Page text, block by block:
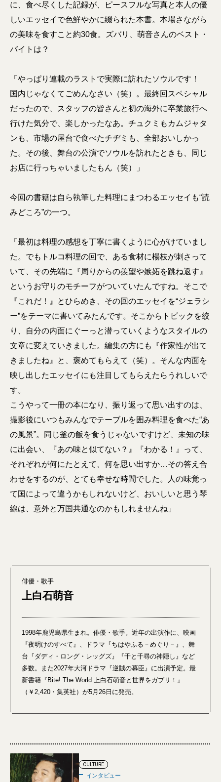
に、食べ尽くした記録が、ピースフルな写真と本人の優
しいエッセイで色鮮やかに綴られた本書。本場さながら
の美味を食すこと約30食。ズバリ、萌音さんのベスト・
バイトは？
「やっぱり連載のラストで実際に訪れたソウルです！
国内じゃなくてごめんなさい（笑）。最終回スペシャル
だったので、スタッフの皆さんと初の海外に卒業旅行へ
行けた気分で、楽しかったなあ。チュクミもカムジャタ
ンも、市場の屋台で食べたチヂミも、全部おいしかっ
た。その後、舞台の公演でソウルを訪れたときも、同じ
お店に行っちゃいましたもん（笑）」
今回の書籍は自ら執筆した料理にまつわるエッセイも“読
みどころ”の一つ。
「最初は料理の感想を丁寧に書くように心がけていまし
た。でもトルコ料理の回で、ある食材に楊枝が刺さって
いて、その先端に『周りからの羨望や嫉妬を跳ね返す』
というお守りのモチーフがついていたんですね。そこで
『これだ！』とひらめき、その回のエッセイを“ジェラシ
ー”をテーマに書いてみたんです。そこからトピックを絞
り、自分の内面にぐーっと潜っていくようなスタイルの
文章に変えていきました。編集の方にも『作家性が出て
きましたね』と、褒めてもらえて（笑）。そんな内面を
映し出したエッセイにも注目してもらえたらうれしいで
す。
こうやって一冊の本になり、振り返って思い出すのは、
撮影後にいつもみんなでテーブルを囲み料理を食べた“あ
の風景”。同じ釜の飯を食うじゃないですけど、未知の味
に出会い、『あの味と似てない？』『わかる！』って、
それぞれが何にたとえて、何を思い出すか…その答え合
わせをするのが、とても幸せな時間でした。人の味覚っ
て国によって違うかもしれないけど、おいしいと思う琴
線は、意外と万国共通なのかもしれませんね」
俳優・歌手
上白石萌音
1998年鹿児島県生まれ。俳優・歌手。近年の出演作に、映画
『夜明けのすべて』、ドラマ『ちはやふる－めぐり－』、舞
台『ダディ・ロング・レッグズ』『千と千尋の神隠し』など
多数。また2027年大河ドラマ『逆賊の幕臣』に出演予定。最
新書籍『Bite! The World 上白石萌音と世界をガブリ！』
（￥2,420・集英社）が5月26日に発売。
CULTURE
インタビュー